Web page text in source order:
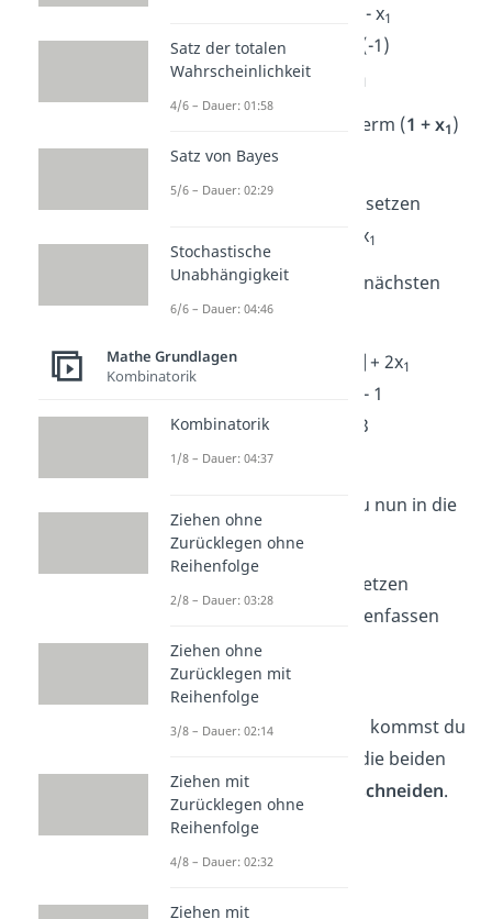
= -1 |- x1
-x2= -1 – x
|· (-1)
2a) x2= 1 + x 1
den Term (1 + x1)
fürx2ein:
| einsetzen
= 13 – 2x1
Die Gleichung löst du im nächsten
Schritt nachx
1 + x
|+ 2x1
= 13 |- 1
3x
= 12 |: 3
setzt du nun in die
Gleichung2a)ein:
| einsetzen
= 1 + 4 | zusammenfassen
Auch mit dem
Gleichsetzungsverfahren kommst du
zum Ergebnis, dass sich die beiden
Geraden im Punkt
(4|5) schneiden.
Satz der totalen
Wahrscheinlichkeit
4/6 – Dauer: 01:58
Satz von Bayes
5/6 – Dauer: 02:29
Stochastische
Unabhängigkeit
6/6 – Dauer: 04:46
Mathe Grundlagen
Kombinatorik
Kombinatorik
1/8 – Dauer: 04:37
Ziehen ohne
Zurücklegen ohne
Reihenfolge
2/8 – Dauer: 03:28
Ziehen ohne
Zurücklegen mit
Reihenfolge
3/8 – Dauer: 02:14
Ziehen mit
Zurücklegen ohne
Reihenfolge
4/8 – Dauer: 02:32
Ziehen mit